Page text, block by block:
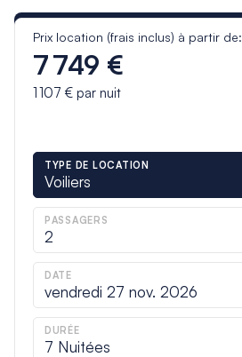
Prix location (frais inclus) à partir de:
7 749 €
1 107 €par nuit
TYPE DE LOCATION
Voiliers
PASSAGERS
2
DATE
vendredi 27 nov. 2026
DURÉE
7 Nuitées